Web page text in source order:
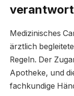
Medizinisches
ärztlich
Regeln. Der
Apotheke, und
fachkundige